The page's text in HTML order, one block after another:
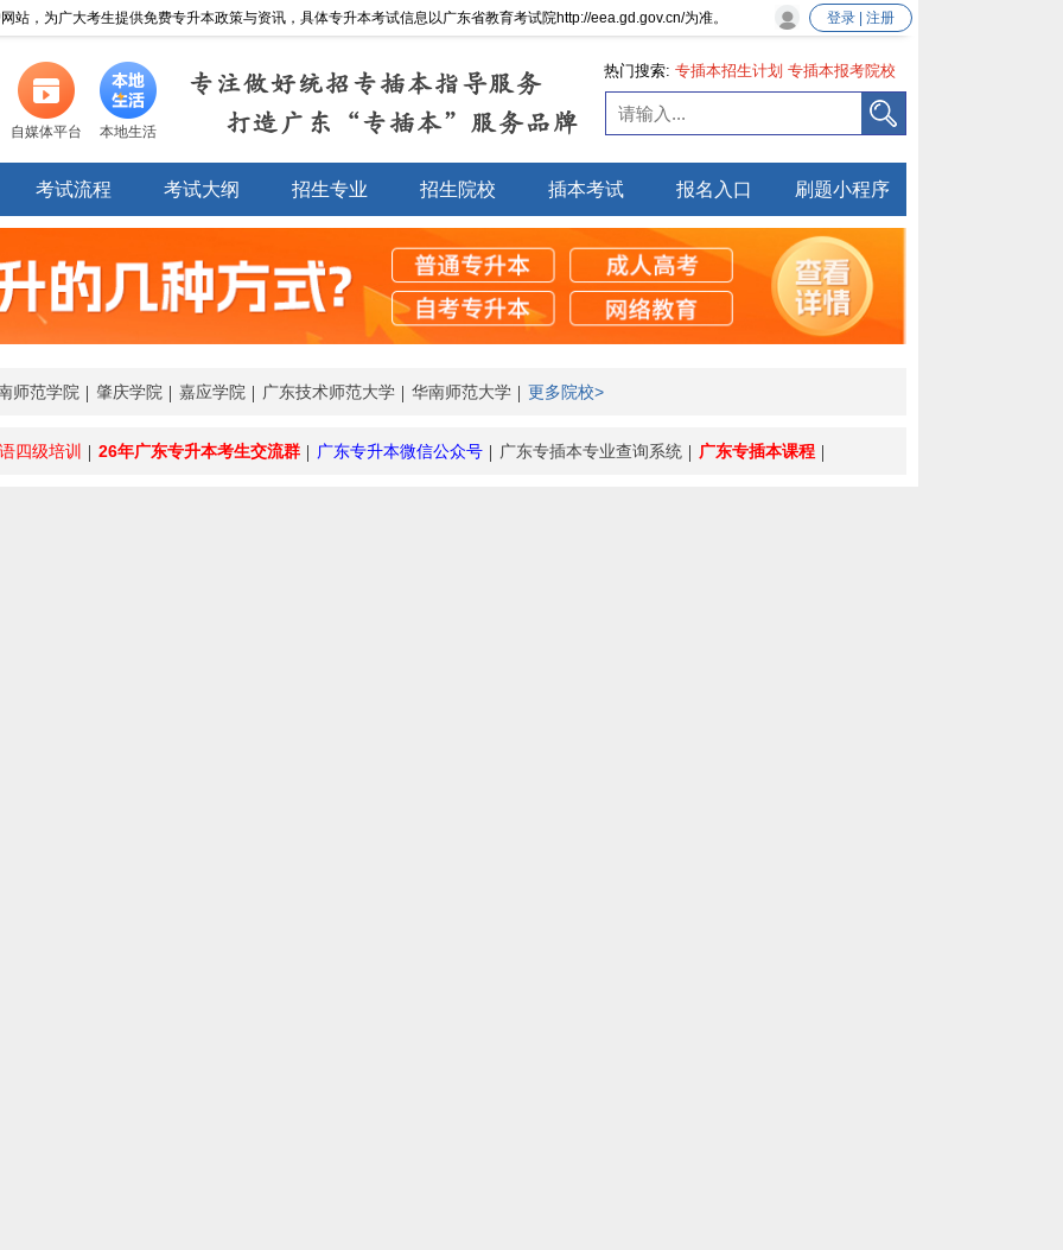
站，为广大考生提供免费专升本政策与资讯，具体专升本考试信息以广东省教育考试院http://eea.gd.gov.cn/为准。 登录 | 注册
自媒体平台 本地生活
专注做好统招专插本指导服务
打造广东“专插本”服务品牌
热门搜索: 专插本招生计划 专插本报考院校
考试流程 考试大纲 招生专业 招生院校 插本考试 报名入口 刷题小程序
师范学院 肇庆学院 嘉应学院 广东技术师范大学 华南师范大学 更多院校>
四级培训 26年广东专升本考生交流群 广东专升本微信公众号 广东专插本专业查询系统 广东专插本课程